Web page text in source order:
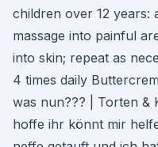
children over 12 years:
massage into painful
into skin; repeat as
4 times daily
was nun??? | Torten &
hoffe ihr könnt mir